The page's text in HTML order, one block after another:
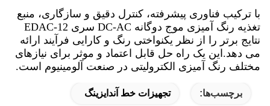
با ترکیب فناوری پیشرفته، کنترل دقیق و سازگاری، منبع
تغذیه رنگ آمیزی موج دوگانه DC-AC سری EDAC-12
نتایج برتر را از نظر یکنواختی رنگ و کارایی فرآیند ارائه
می دهد.این یک راه حل قابل اعتماد و موثر برای نیازهای
مختلف رنگ آمیزی الکترولیتی در صنعت آلومینیوم است.
برچسب‌ها: تجهیزات خط آندایزینگ